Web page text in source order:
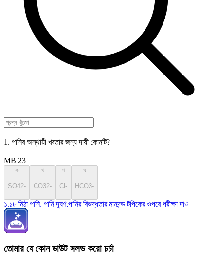
1. পানির অস্থায়ী খরতার জন্য দায়ী কোনটি?
MB 23
ক
SO42-
খ
CO32-
গ
Cl-
ঘ
HCO3-
১.১৮ মিঠা পানি, পানি দূষণ,পানির বিশুদ্ধতার মানদন্ড টপিকের ওপরে পরীক্ষা দাও
তোমার যে কোন ডাউট সলভ করো চর্চা